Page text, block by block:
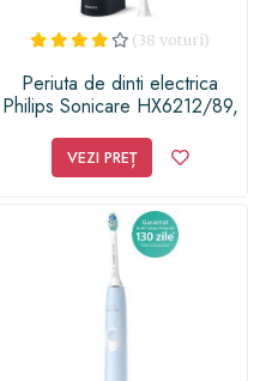
(38 voturi)
Periuta de dinti electrica
Philips Sonicare HX6212/89,
Cronometru 2 min, Pornire
usoara, 1 Program, 2 Capete,
VEZI PREȚ